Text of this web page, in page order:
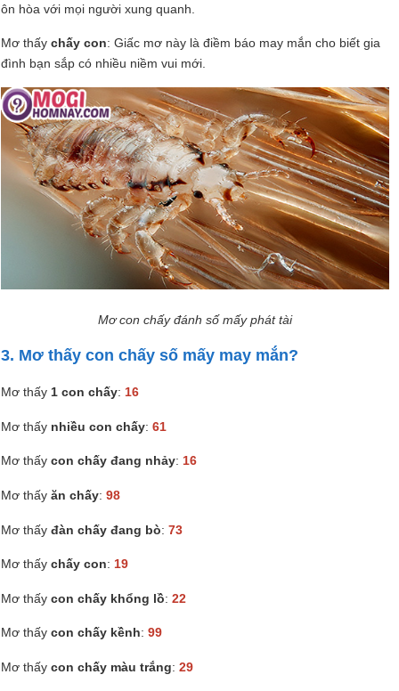
ôn hòa với mọi người xung quanh.
Mơ thấy chấy con: Giấc mơ này là điềm báo may mắn cho biết gia
đình bạn sắp có nhiều niềm vui mới.
Mơ con chấy đánh số mấy phát tài
3. Mơ thấy con chấy số mấy may mắn?
Mơ thấy 1 con chấy: 16
Mơ thấy nhiều con chấy: 61
Mơ thấy con chấy đang nhảy: 16
Mơ thấy ăn chấy: 98
Mơ thấy đàn chấy đang bò: 73
Mơ thấy chấy con: 19
Mơ thấy con chấy khổng lồ: 22
Mơ thấy con chấy kềnh: 99
Mơ thấy con chấy màu trắng: 29